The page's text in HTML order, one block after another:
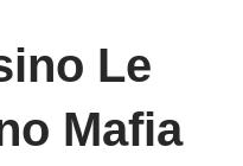
Le
Mafia